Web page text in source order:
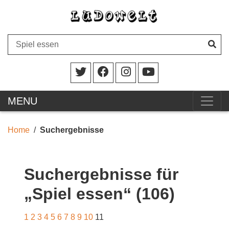
MENU
Home Suchergebnisse
Suchergebnisse für
„Spiel essen“ (106)
1 2 3 4 5 6 7 8 9 10 11